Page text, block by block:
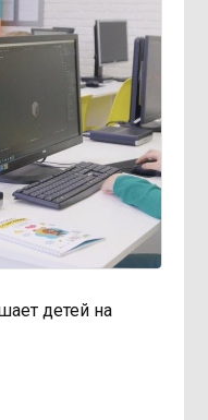
детей на